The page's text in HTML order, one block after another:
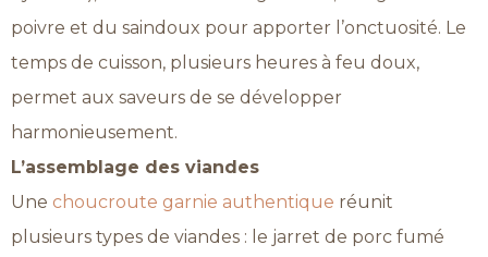
poivre et du saindoux pour apporter l’onctuosité. Le
temps de cuisson, plusieurs heures à feu doux,
permet aux saveurs de se développer
harmonieusement.
L’assemblage des viandes
Une choucroute garnie authentique réunit
plusieurs types de viandes : le jarret de porc fumé